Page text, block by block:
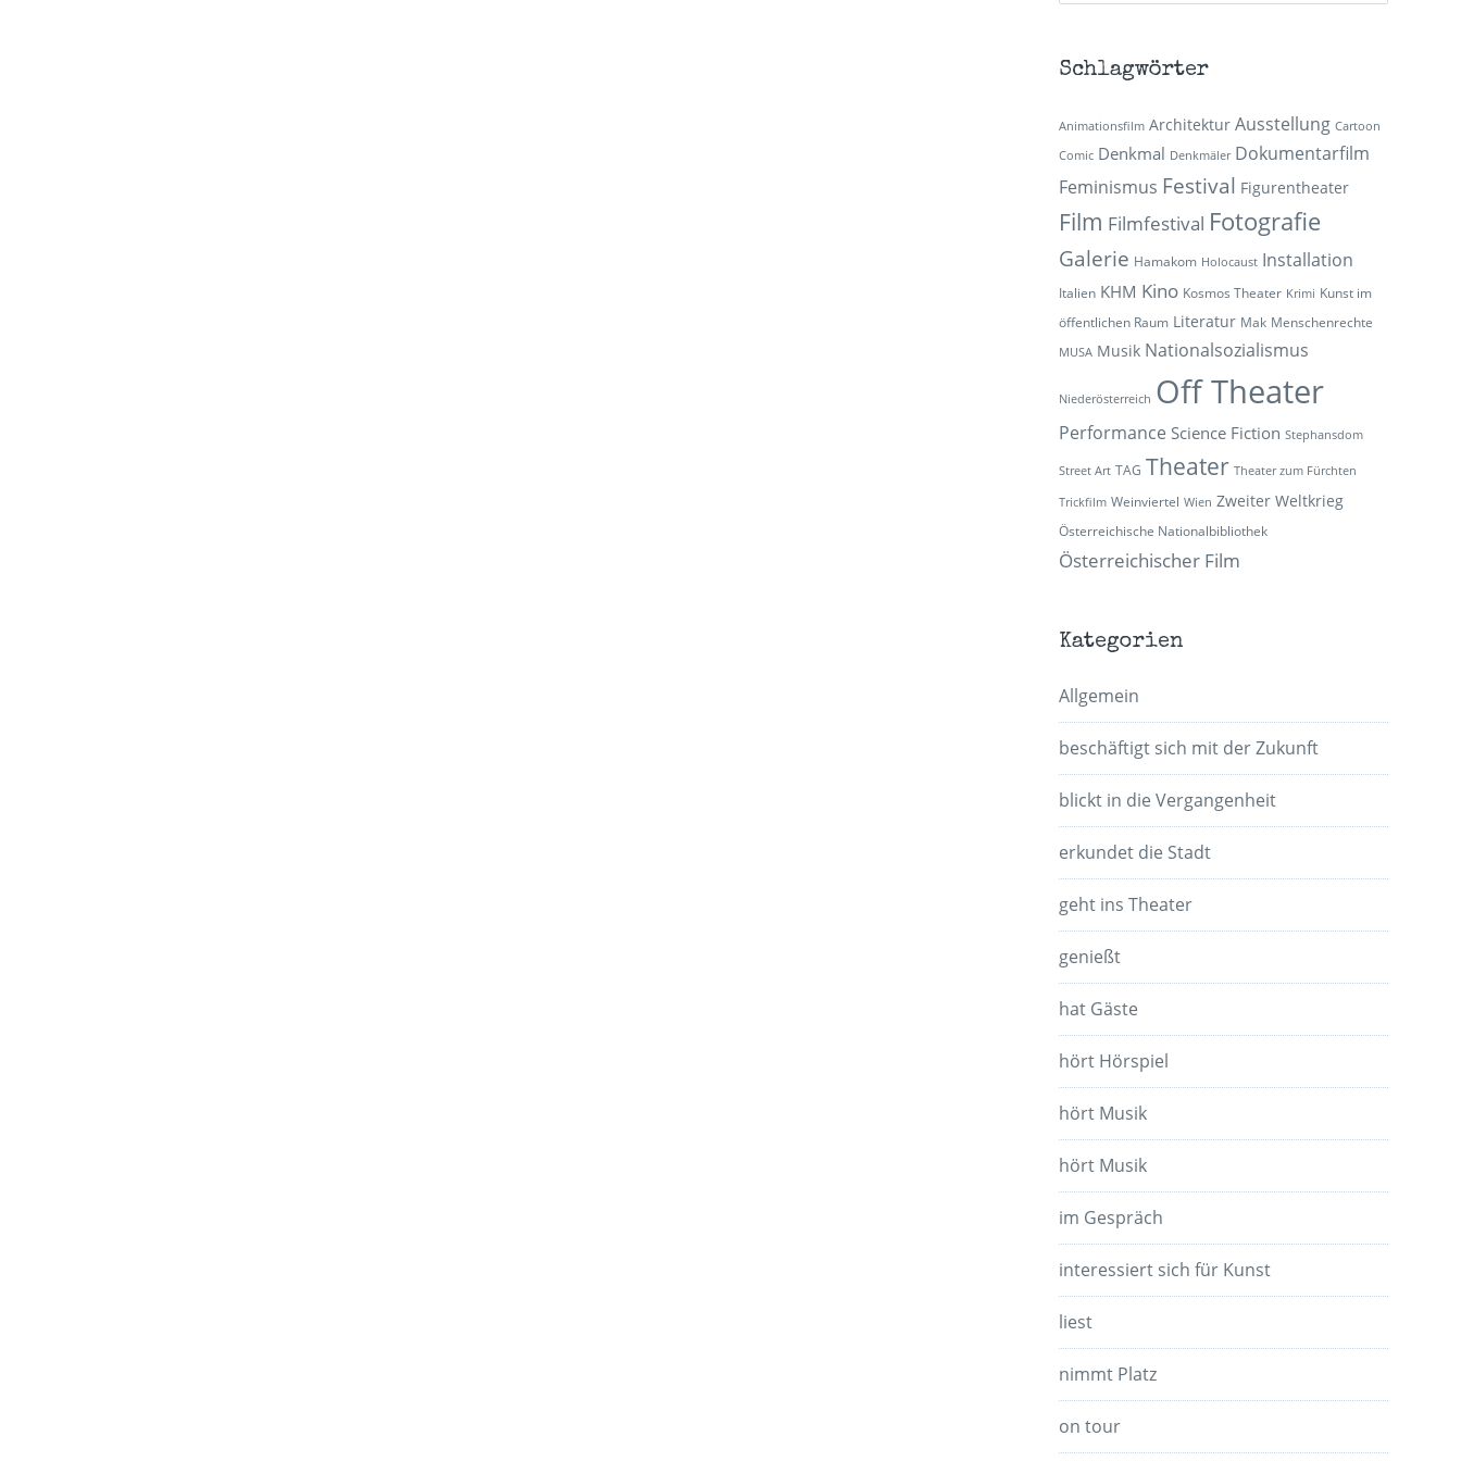
Schlagwörter
Animationsfilm Architektur Ausstellung Cartoon
Comic Denkmal Denkmäler Dokumentarfilm
Feminismus Festival Figurentheater
Film Filmfestival Fotografie
Galerie Hamakom Holocaust Installation
Italien KHM Kino Kosmos Theater Krimi Kunst im
öffentlichen Raum Literatur Mak Menschenrechte
MUSA Musik Nationalsozialismus
Niederösterreich Off Theater
Performance Science Fiction Stephansdom
Street Art TAG Theater Theater zum Fürchten
Trickfilm Weinviertel Wien Zweiter Weltkrieg
Österreichische Nationalbibliothek
Österreichischer Film
Kategorien
Allgemein
beschäftigt sich mit der Zukunft
blickt in die Vergangenheit
erkundet die Stadt
geht ins Theater
genießt
hat Gäste
hört Hörspiel
hört Musik
hört Musik
im Gespräch
interessiert sich für Kunst
liest
nimmt Platz
on tour